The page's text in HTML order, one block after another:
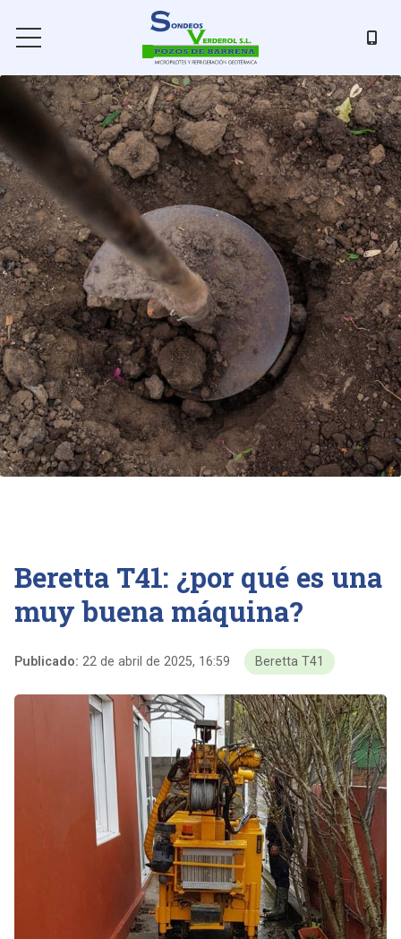
Beretta T41: ¿por qué es una
muy buena máquina?
Publicado: 22 de abril de 2025, 16:59 Beretta T41